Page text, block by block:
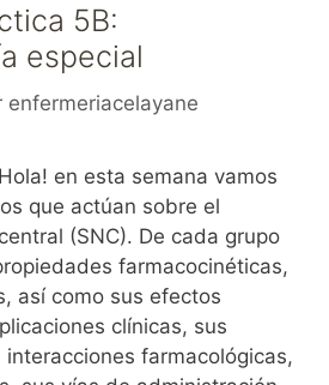
5B:
especial
enfermeriacelayane
en esta semana vamos
que actúan sobre el
(SNC). De cada grupo
farmacocinéticas,
así como sus efectos
clínicas, sus
farmacológicas,